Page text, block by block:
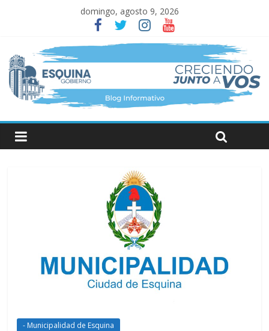
domingo, agosto 9, 2026
- Municipalidad de Esquina